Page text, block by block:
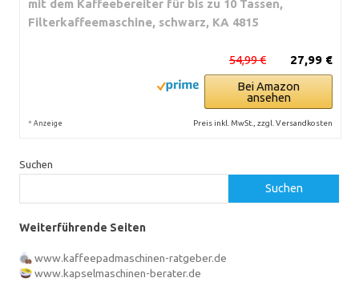
mit dem Kaffeebereiter für bis zu 10 Tassen,
Filterkaffeemaschine, schwarz, KA 4815
27,99 €
54,99 €
Bei Amazon
ansehen
* Anzeige Preis inkl. MwSt., zzgl. Versandkosten
Suchen
Suchen
Weiterführende Seiten
www.kaffeepadmaschinen-ratgeber.de
www.kapselmaschinen-berater.de